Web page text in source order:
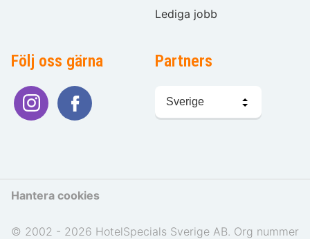
Lediga jobb
Följ oss gärna Partners
språk
Hantera cookies
© 2002 - 2026 HotelSpecials Sverige AB. Org nummer